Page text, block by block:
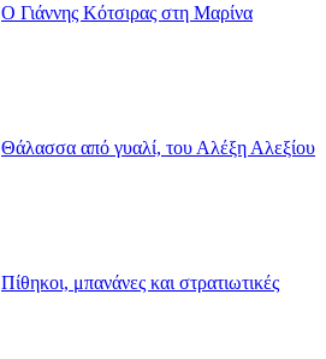
Ο Γιάννης Κότσιρας στη Μαρίνα
Θάλασσα από γυαλί, του Αλέξη Αλεξίου
Πίθηκοι, μπανάνες και στρατιωτικές